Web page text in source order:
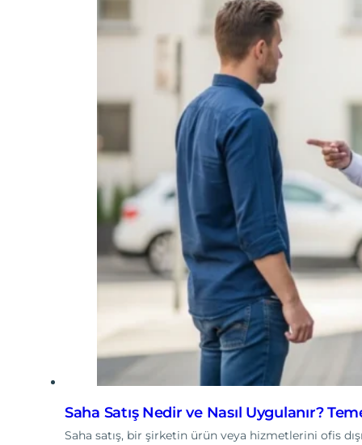
Saha Satış Nedir ve Nasıl Uygulanır?
Saha satış, bir şirketin ürün veya hizmetlerini ofis